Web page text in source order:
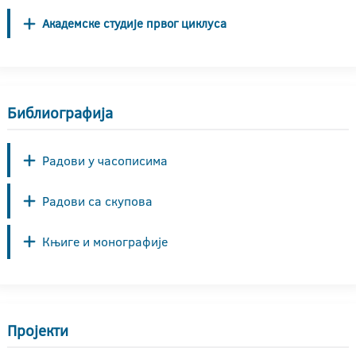
Академске студије првог циклуса
Библиографија
Радови у часописима
Радови са скупова
Књиге и монографије
Пројекти